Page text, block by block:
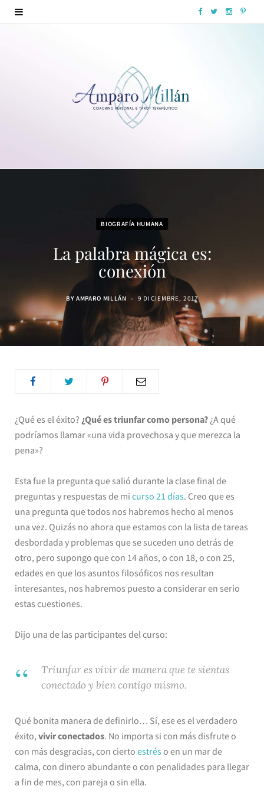
F T I P
BIOGRAFÍA HUMANA
La palabra mágica es:
conexión
BYAMPARO MILLÁN 9 DICIEMBRE, 2017
¿Qué es el éxito? ¿Qué es triunfar como persona? ¿A qué
podríamos llamar «una vida provechosa y que merezca la
pena»?
Esta fue la pregunta que salió durante la clase final de
preguntas y respuestas de mi curso 21 días. Creo que es
una pregunta que todos nos habremos hecho al menos
una vez. Quizás no ahora que estamos con la lista de tareas
desbordada y problemas que se suceden uno detrás de
otro, pero supongo que con 14 años, o con 18, o con 25,
edades en que los asuntos filosóficos nos resultan
interesantes, nos habremos puesto a considerar en serio
estas cuestiones.
Dijo una de las participantes del curso:
Triunfar es vivir de manera que te sientas
conectado y bien contigo mismo.
Qué bonita manera de definirlo… Sí, ese es el verdadero
éxito, vivir conectados. No importa si con más disfrute o
con más desgracias, con cierto estrés o en un mar de
calma, con dinero abundante o con penalidades para llegar
a fin de mes, con pareja o sin ella.